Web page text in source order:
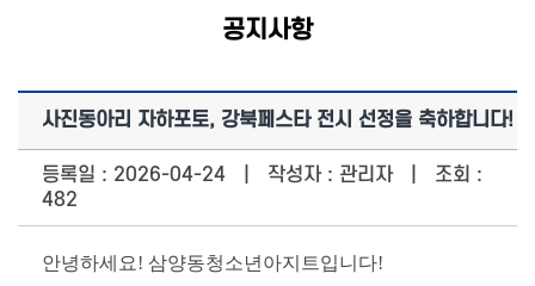
공지사항
사진동아리 자하포토, 강북페스타 전시 선정을 축하합니다!
등록일 : 2026-04-24 | 작성자 : 관리자 | 조회 :
482
안녕하세요! 삼양동청소년아지트입니다!